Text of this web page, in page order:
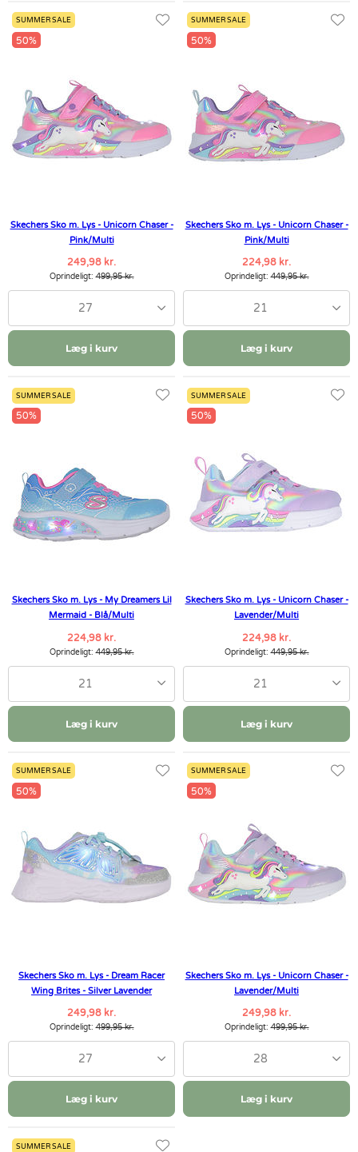
SUMMER SALE
50%
Skechers Sko m. Lys - Unicorn Chaser -
Pink/Multi
249,98 kr.
Oprindeligt:499,95 kr.
27
Læg i kurv
SUMMER SALE
50%
Skechers Sko m. Lys - Unicorn Chaser -
Pink/Multi
224,98 kr.
Oprindeligt:449,95 kr.
21
Læg i kurv
SUMMER SALE
50%
Skechers Sko m. Lys - My Dreamers Lil
Mermaid - Blå/Multi
224,98 kr.
Oprindeligt:449,95 kr.
21
Læg i kurv
SUMMER SALE
50%
Skechers Sko m. Lys - Unicorn Chaser -
Lavender/Multi
224,98 kr.
Oprindeligt:449,95 kr.
21
Læg i kurv
SUMMER SALE
50%
Skechers Sko m. Lys - Dream Racer
Wing Brites - Silver Lavender
249,98 kr.
Oprindeligt:499,95 kr.
27
Læg i kurv
SUMMER SALE
50%
Skechers Sko m. Lys - Unicorn Chaser -
Lavender/Multi
249,98 kr.
Oprindeligt:499,95 kr.
28
Læg i kurv
SUMMER SALE